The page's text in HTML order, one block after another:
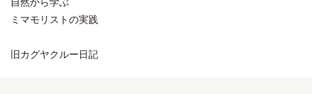
ミマモリストの実践
旧カグヤクルー日記